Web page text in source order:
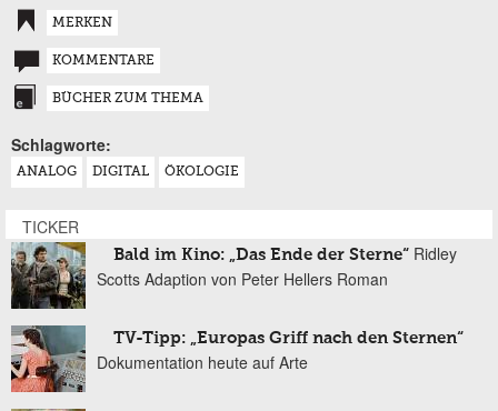
MERKEN
KOMMENTARE
BÜCHER ZUM THEMA
Schlagworte:
ANALOG DIGITAL ÖKOLOGIE
TICKER
Bald im Kino: „Das Ende der Sterne“ Ridley
Scotts Adaption von Peter Hellers Roman
TV-Tipp: „Europas Griff nach den Sternen“
Dokumentation heute auf Arte